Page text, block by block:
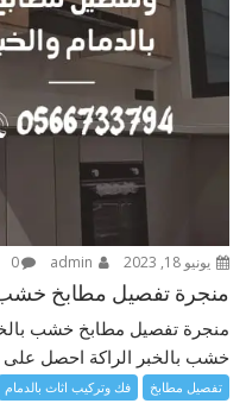
يونيو 18, 2023 0
منجرة تفصيل مطابخ خشب بالخبر
منجرة تفصيل مطابخ خشب
خشب بالخبر الراكة احصل
تفصيل مطابخ فك وتركيب اثاث بالدمام